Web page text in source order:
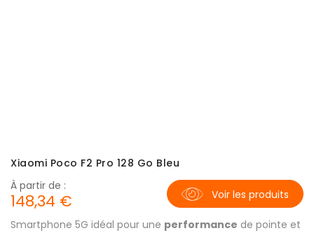
Xiaomi Poco F2 Pro 128 Go Bleu
Smartphone 5G idéal pour une performance de pointe et
À partir de :
148,34 € Voir les produits